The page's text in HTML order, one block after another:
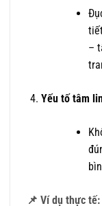
–
Yếu tố tâm
📌 Ví dụ thực tế: